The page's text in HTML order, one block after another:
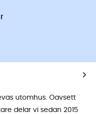
utomhus. Oavsett
delar vi sedan 2015